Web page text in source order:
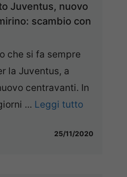
Juventus, nuovo
scambio con
che si fa sempre
la Juventus, a
centravanti. In
... Leggi tutto
25/11/2020